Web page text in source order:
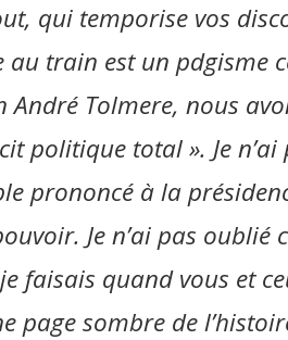
qui temporise vos
au train est un pdgisme
André Tolmere, nous
politique total ». Je
prononcé à la
Je n’ai pas oublié
faisais quand vous et
page sombre de